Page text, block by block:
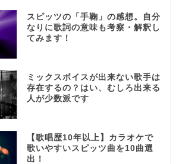
スピッツの「手鞠」の感想。自分
なりに歌詞の意味も考察・解釈し
てみます！
ミックスボイスが出来ない歌手は
存在するの？はい、むしろ出来る
人が少数派です
【歌唱歴10年以上】カラオケで
歌いやすいスピッツ曲を10曲選
出！